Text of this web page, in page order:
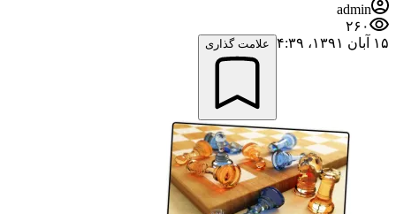
admin
۲۶۰
۱۵ آبان ۱۳۹۱،‏ ۴:۳۹
علامت گذاری